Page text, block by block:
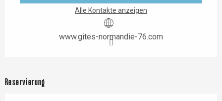
Alle Kontakte anzeigen
www.gites-normandie-76.com
Reservierung